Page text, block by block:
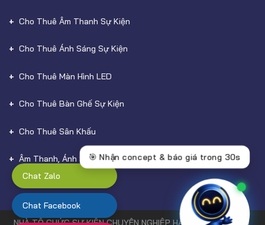
Cho Thuê Âm Thanh Sự Kiện
Cho Thuê Ánh Sáng Sự Kiện
Cho Thuê Màn Hình LED
Cho Thuê Bàn Ghế Sự Kiện
Cho Thuê Sân Khấu
Âm Thanh, Ánh Sáng
NHÀ TỔ CHỨC SỰ KIỆN CHUYÊN NGHIỆP HÀNG ĐẦU TẠI HCM,
Chat Zalo
Chat Facebook